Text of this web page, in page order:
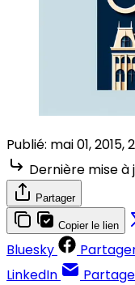
Publié: mai 01, 2015,
Dernière mise à
Partager
Copier le lien
Bluesky
LinkedIn